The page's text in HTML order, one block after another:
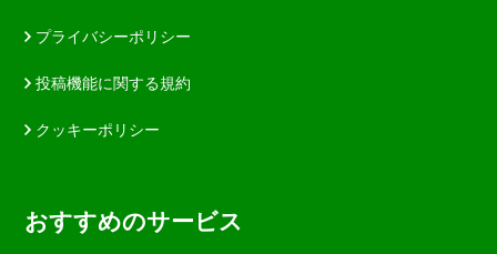
プライバシーポリシー
投稿機能に関する規約
クッキーポリシー
おすすめのサービス